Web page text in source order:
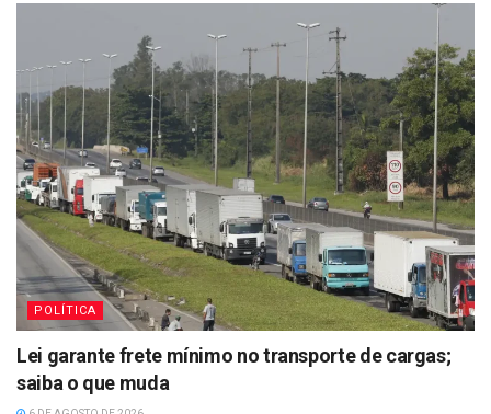
POLÍTICA
Lei garante frete mínimo no transporte de cargas;
saiba o que muda